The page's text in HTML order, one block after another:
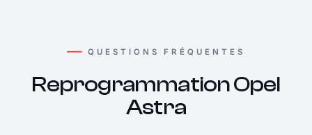
QUESTIONS FRÉQUENTES
Reprogrammation Opel
Astra